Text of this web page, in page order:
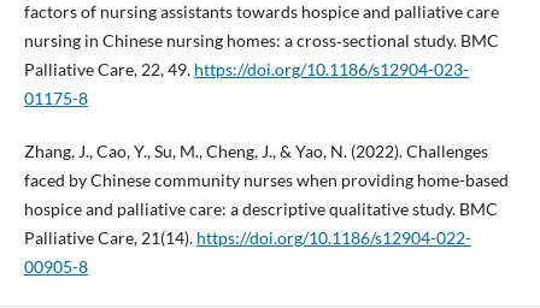
factors of nursing assistants towards hospice and palliative care
nursing in Chinese nursing homes: a cross‐sectional study. BMC
Palliative Care, 22, 49. https://doi.org/10.1186/s12904-023-
01175-8
Zhang, J., Cao, Y., Su, M., Cheng, J., & Yao, N. (2022). Challenges
faced by Chinese community nurses when providing home-based
hospice and palliative care: a descriptive qualitative study. BMC
Palliative Care, 21(14). https://doi.org/10.1186/s12904-022-
00905-8